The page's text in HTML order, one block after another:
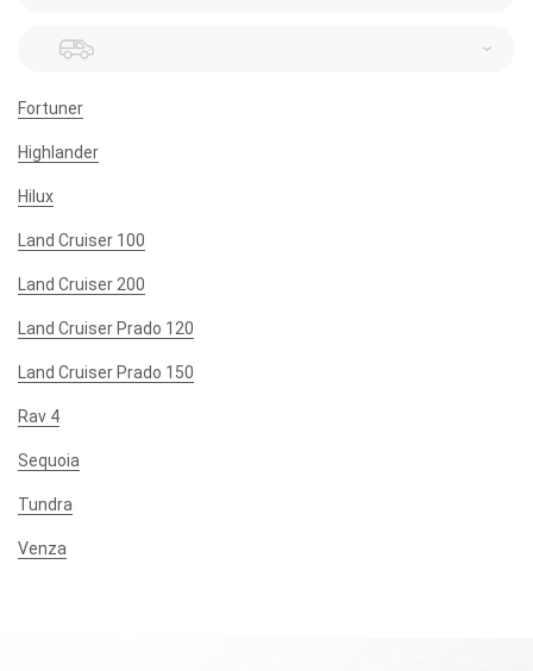
Fortuner
Highlander
Hilux
Land Cruiser 100
Land Cruiser 200
Land Cruiser Prado 120
Land Cruiser Prado 150
Rav 4
Sequoia
Tundra
Venza